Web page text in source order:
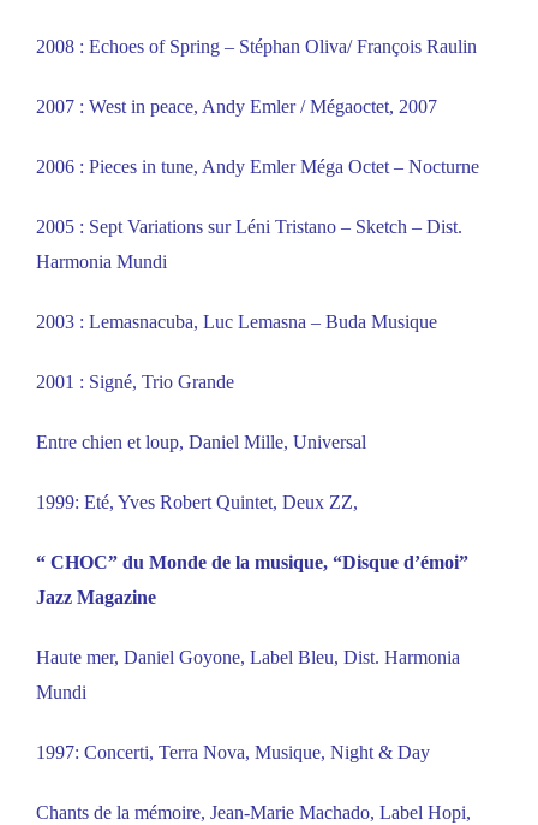
2008 : Echoes of Spring – Stéphan Oliva/ François Raulin
2007 : West in peace, Andy Emler / Mégaoctet, 2007
2006 : Pieces in tune, Andy Emler Méga Octet – Nocturne
2005 : Sept Variations sur Léni Tristano – Sketch – Dist.
Harmonia Mundi
2003 : Lemasnacuba, Luc Lemasna – Buda Musique
2001 : Signé, Trio Grande
Entre chien et loup, Daniel Mille, Universal
1999: Eté, Yves Robert Quintet, Deux ZZ,
“ CHOC” du Monde de la musique, “Disque d’émoi”
Jazz Magazine
Haute mer, Daniel Goyone, Label Bleu, Dist. Harmonia
Mundi
1997: Concerti, Terra Nova, Musique, Night & Day
Chants de la mémoire, Jean-Marie Machado, Label Hopi,